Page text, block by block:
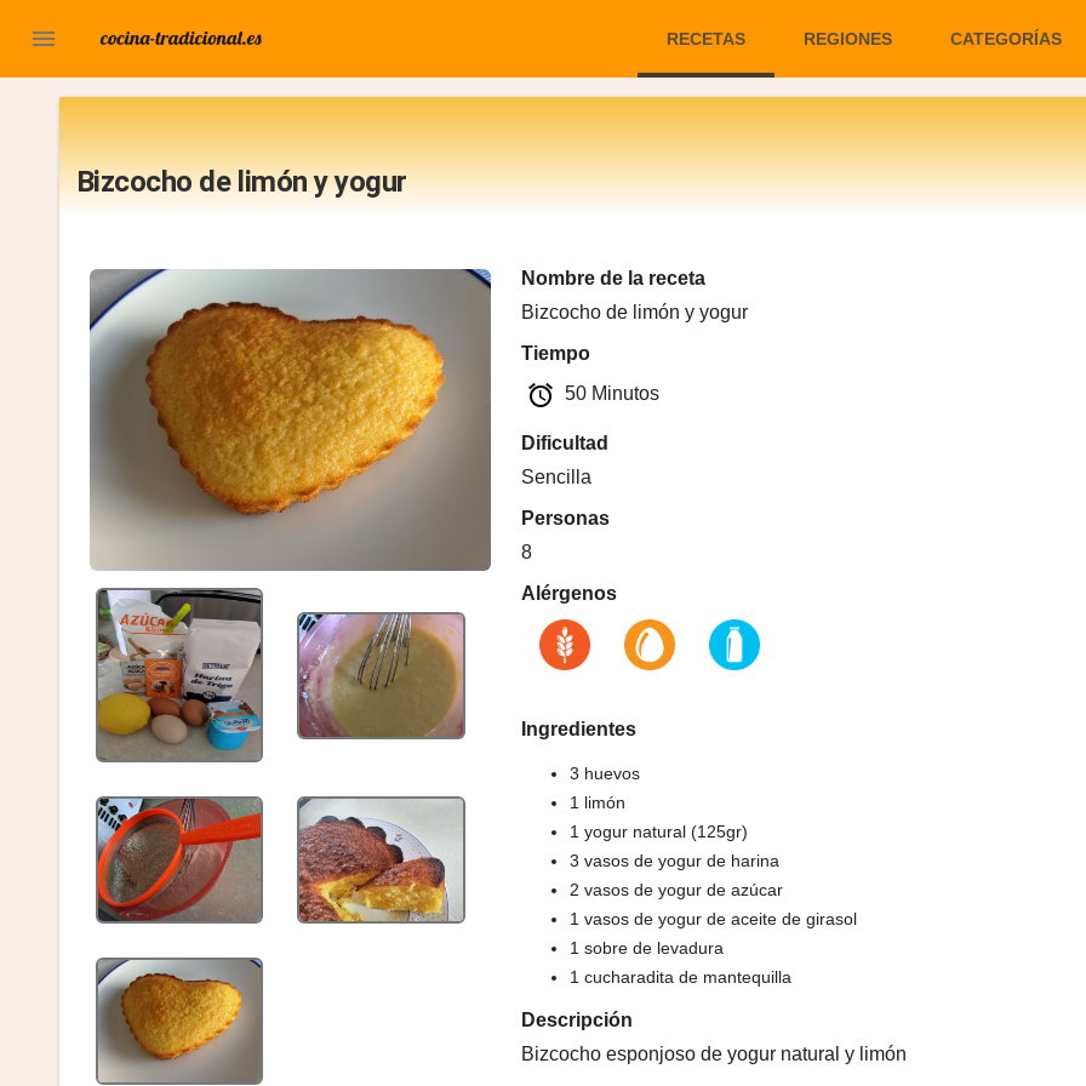
 RECETAS REGIONES CATEGORÍAS
Bizcocho de limón y yogur
Nombre de la receta
Bizcocho de limón y yogur
Tiempo
alarm 50 Minutos
Dificultad
Sencilla
Personas
8
Alérgenos
Ingredientes
3 huevos
1 limón
1 yogur natural (125gr)
3 vasos de yogur de harina
2 vasos de yogur de azúcar
1 vasos de yogur de aceite de girasol
1 sobre de levadura
1 cucharadita de mantequilla
Descripción
Bizcocho esponjoso de yogur natural y limón